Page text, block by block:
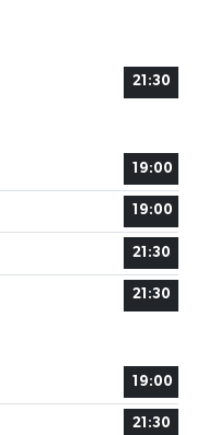
21:30
19:00
19:00
21:30
21:30
19:00
21:30